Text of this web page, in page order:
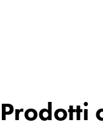
Prodotti